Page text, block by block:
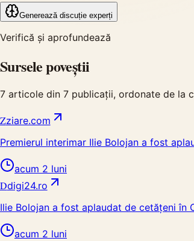
Generează discuție experți
Verifică și aprofundează
Sursele poveștii
7 articole din 7 publicații, ordonate de la
Zziare.com
Premierul interimar Ilie Bolojan a fost
acum 2 luni
Ddigi24.ro
Ilie Bolojan a fost aplaudat de cetățeni în
acum 2 luni